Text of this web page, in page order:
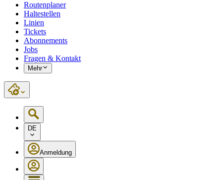
Routenplaner
Haltestellen
Linien
Tickets
Abonnements
Jobs
Fragen & Kontakt
Mehr
DE
Anmeldung